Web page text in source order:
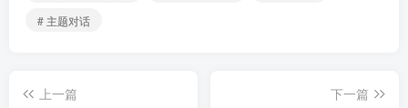
# 主题对话
上一篇
下一篇